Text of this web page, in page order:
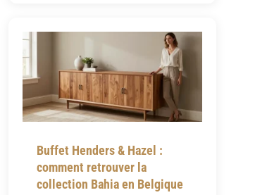
Buffet Henders & Hazel :
comment retrouver la
collection Bahia en Belgique